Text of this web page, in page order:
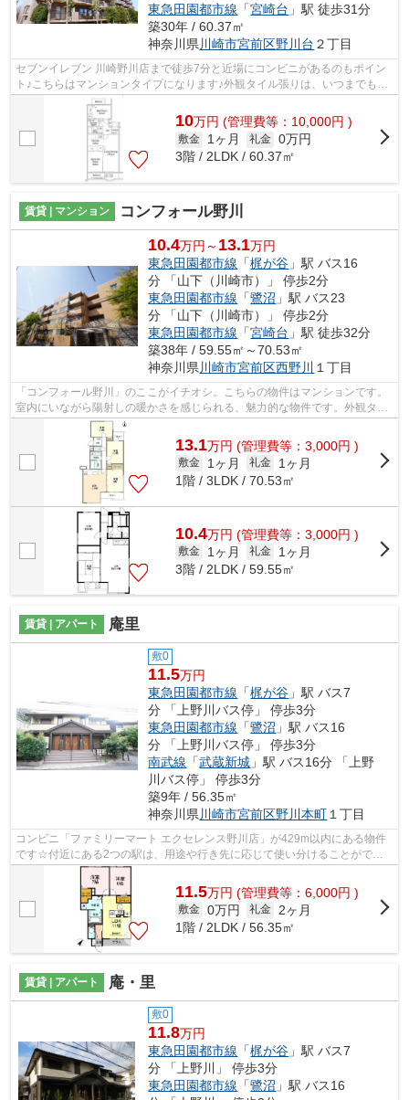
東急田園都市線 「宮崎台 」駅 徒歩31分
築30年 / 60.37㎡
神奈川県 川崎市宮前区野川台 ２丁目
セブンイレブン 川崎野川店まで徒歩7分と近場にコンビニがあるのもポイン
ト♪こちらはマンションタイプになります♪外観タイル張りは、いつまでも外
観をきれいに保ちます♪行き先に応じて...
10万円 (管理費等：10,000円 )
敷金 1ヶ月 礼金 0万円
3階 / 2LDK / 60.37㎡
賃貸 | マンション コンフォール野川
10.4万円～ 13.1万円
東急田園都市線 「梶が谷 」駅 バス16
分 「山下（川崎市）」 停歩2分
東急田園都市線 「鷺沼 」駅 バス23
分 「山下（川崎市）」 停歩2分
東急田園都市線 「宮崎台 」駅 徒歩32分
築38年 / 59.55㎡～70.53㎡
神奈川県川崎市宮前区西野川 １丁目
「コンフォール野川」のここがイチオシ。こちらの物件はマンションです。
室内にいながら陽射しの暖かさを感じられる、魅力的な物件です。外観タイ
ル張りは耐久性に優れ、管理の手間も...
13.1万円 (管理費等：3,000円 )
敷金 1ヶ月 礼金
1ヶ月
1階 / 3LDK / 70.53㎡
10.4万円 (管理費等：3,000円 )
敷金 1ヶ月 礼金
1ヶ月
3階 / 2LDK / 59.55㎡
賃貸 | アパート 庵里
敷0
11.5万円
東急田園都市線 「梶が谷 」駅 バス7
分 「上野川バス停」 停歩3分
東急田園都市線 「鷺沼 」駅 バス16
分 「上野川バス停」 停歩3分
南武線 「武蔵新城 」駅 バス16分 「上野
川バス停」 停歩3分
築9年 / 56.35㎡
神奈川県 川崎市宮前区野川本町 １丁目
コンビニ「ファミリーマート エクセレンス野川店」が429m以内にある物件
です☆付近にある2つの駅は、用途や行き先に応じて使い分けることができ
ます☆眺めの良いアパート探しは、こちら...
11.5万円 (管理費等：6,000円 )
敷金 0万円 礼金
2ヶ月
1階 / 2LDK / 56.35㎡
賃貸 | アパート 庵・里
敷0
11.8万円
東急田園都市線 「梶が谷 」駅 バス7
分 「上野川」 停歩3分
東急田園都市線 「鷺沼 」駅 バス16